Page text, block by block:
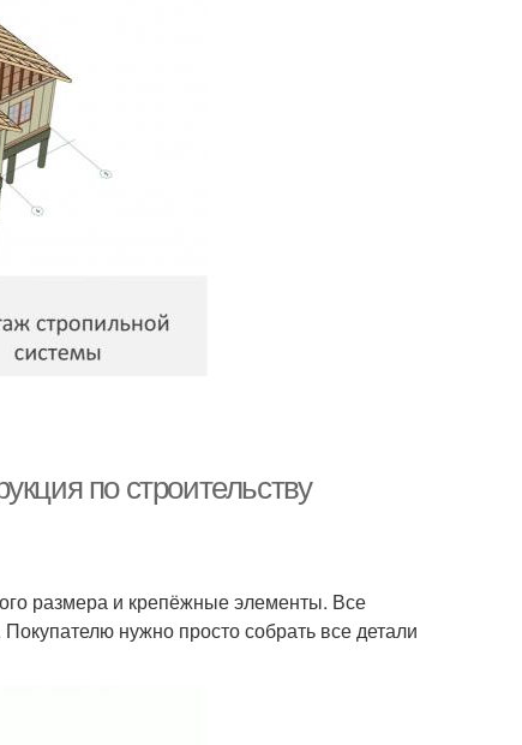
по строительству
размера и крепёжные элементы. Все
нужно просто собрать все детали